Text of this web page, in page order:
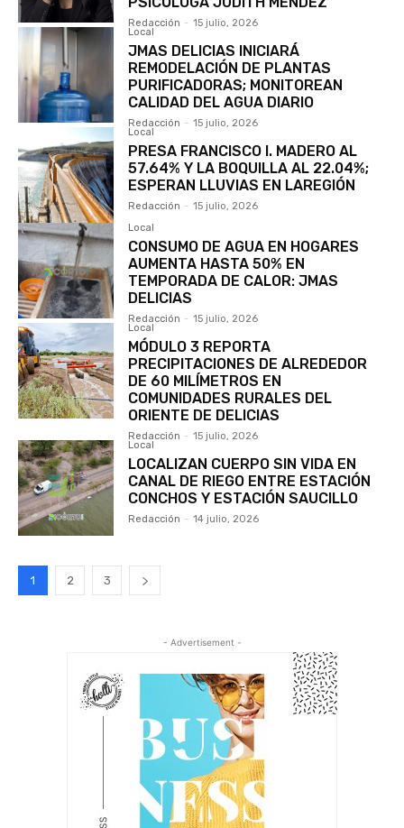
Redacción - 15 julio, 2026
Local
JMAS DELICIAS INICIARÁ
REMODELACIÓN DE PLANTAS
PURIFICADORAS; MONITOREAN
CALIDAD DEL AGUA DIARIO
Redacción - 15 julio, 2026
Local
PRESA FRANCISCO I. MADERO AL
57.64% Y LA BOQUILLA AL 22.04%;
ESPERAN LLUVIAS EN LAREGIÓN
Redacción - 15 julio, 2026
Local
CONSUMO DE AGUA EN HOGARES
AUMENTA HASTA 50% EN
TEMPORADA DE CALOR: JMAS
DELICIAS
Redacción - 15 julio, 2026
Local
MÓDULO 3 REPORTA
PRECIPITACIONES DE ALREDEDOR
DE 60 MILÍMETROS EN
COMUNIDADES RURALES DEL
ORIENTE DE DELICIAS
Redacción - 15 julio, 2026
Local
LOCALIZAN CUERPO SIN VIDA EN
CANAL DE RIEGO ENTRE ESTACIÓN
CONCHOS Y ESTACIÓN SAUCILLO
Redacción - 14 julio, 2026
1 2 3
- Advertisement -